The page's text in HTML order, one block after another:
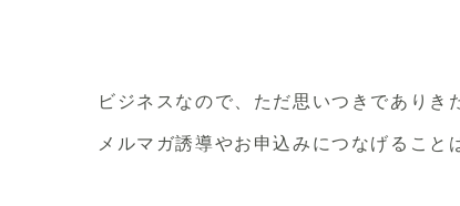
ビジネスなので、ただ思いつきでありき
メルマガ誘導やお申込みにつなげること